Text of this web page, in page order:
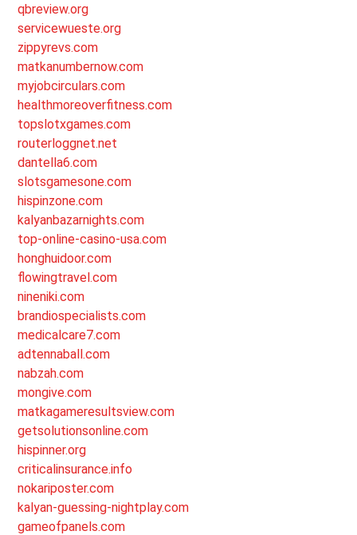
qbreview.org
servicewueste.org
zippyrevs.com
matkanumbernow.com
myjobcirculars.com
healthmoreoverfitness.com
topslotxgames.com
routerloggnet.net
dantella6.com
slotsgamesone.com
hispinzone.com
kalyanbazarnights.com
top-online-casino-usa.com
honghuidoor.com
flowingtravel.com
nineniki.com
brandiospecialists.com
medicalcare7.com
adtennaball.com
nabzah.com
mongive.com
matkagameresultsview.com
getsolutionsonline.com
hispinner.org
criticalinsurance.info
nokariposter.com
kalyan-guessing-nightplay.com
gameofpanels.com